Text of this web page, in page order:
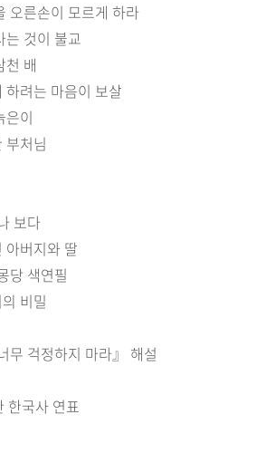
오른손이 모르게 하라
는 것이 불교
천 배
하려는 마음이 보살
은이
부처님
보다
아버지와 딸
당 색연필
비밀
무 걱정하지 마라』 해설
한국사 연표